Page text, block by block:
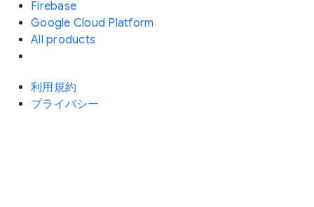
Firebase
Google Cloud Platform
All products
利用規約
プライバシー